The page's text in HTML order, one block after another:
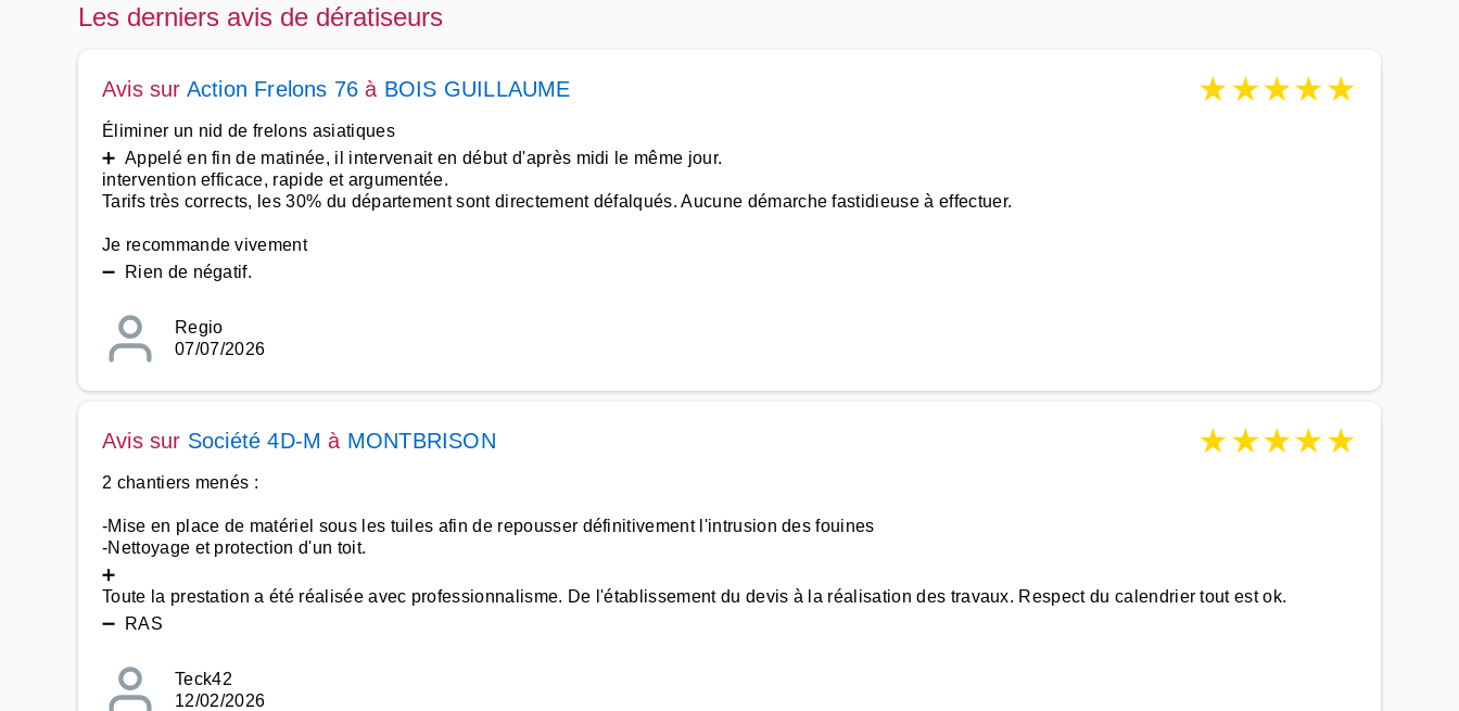
Les derniers avis de dératiseurs
Avis sur Action Frelons 76 à BOIS GUILLAUME ★★★★★
Éliminer un nid de frelons asiatiques
➕ Appelé en fin de matinée, il intervenait en début d'après midi le même jour.
intervention efficace, rapide et argumentée.
Tarifs très corrects, les 30% du département sont directement défalqués. Aucune démarche fastidieuse à effectuer.
Je recommande vivement
➖ Rien de négatif.
Regio
07/07/2026
Avis sur Société 4D-M à MONTBRISON ★★★★★
2 chantiers menés :
-Mise en place de matériel sous les tuiles afin de repousser définitivement l'intrusion des fouines
-Nettoyage et protection d'un toit.
➕
Toute la prestation a été réalisée avec professionnalisme. De l'établissement du devis à la réalisation des travaux. Respect du calendrier tout est ok.
➖ RAS
Teck42
12/02/2026